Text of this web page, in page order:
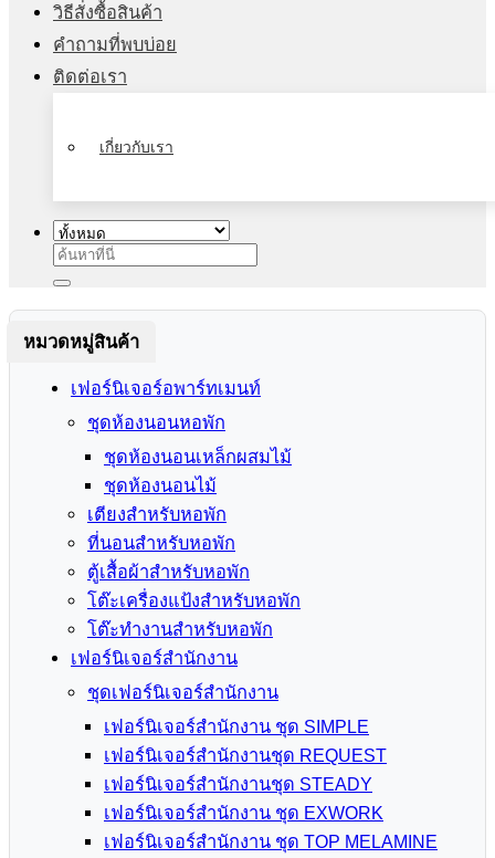
วิธีสั่งซื้อสินค้า
คำถามที่พบบ่อย
ติดต่อเรา
เกี่ยวกับเรา
ค้นหา:
หมวดหมู่สินค้า
เฟอร์นิเจอร์อพาร์ทเมนท์
ชุดห้องนอนหอพัก
ชุดห้องนอนเหล็กผสมไม้
ชุดห้องนอนไม้
เตียงสำหรับหอพัก
ที่นอนสำหรับหอพัก
ตู้เสื้อผ้าสำหรับหอพัก
โต๊ะเครื่องแป้งสำหรับหอพัก
โต๊ะทำงานสำหรับหอพัก
เฟอร์นิเจอร์สำนักงาน
ชุดเฟอร์นิเจอร์สำนักงาน
เฟอร์นิเจอร์สำนักงาน ชุด SIMPLE
เฟอร์นิเจอร์สำนักงานชุด REQUEST
เฟอร์นิเจอร์สำนักงานชุด STEADY
เฟอร์นิเจอร์สำนักงาน ชุด EXWORK
เฟอร์นิเจอร์สำนักงาน ชุด TOP MELAMINE